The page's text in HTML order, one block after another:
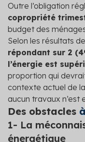
Outre l’obligation
copropriété
budget des
Selon les résultats
répondant sur 2
l’énergie est
proportion qui
contexte actuel de
aucun travaux n’est
Des obstacles
1- La
énergétique